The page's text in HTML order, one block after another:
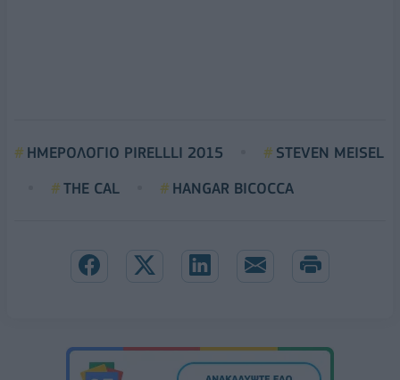
ΗΜΕΡΟΛΟΓΙΟ PIRELLLI 2015
STEVEN MEISEL
THE CAL
HANGAR BICOCCA